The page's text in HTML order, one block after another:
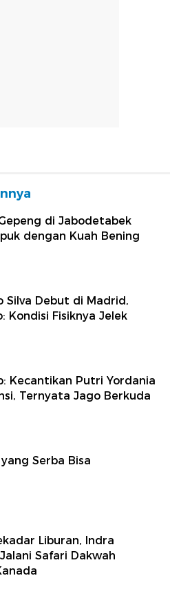
di Jabodetabek
dengan Kuah Bening
Silva Debut di Madrid,
Kondisi Fisiknya Jelek
Kecantikan Putri Yordania
Ternyata Jago Berkuda
Serba Bisa
Liburan, Indra
Safari Dakwah